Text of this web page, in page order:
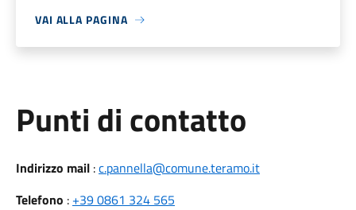
VAI ALLA PAGINA
Punti di contatto
Indirizzo mail:c.pannella@comune.teramo.it
Telefono : +39 0861 324 565